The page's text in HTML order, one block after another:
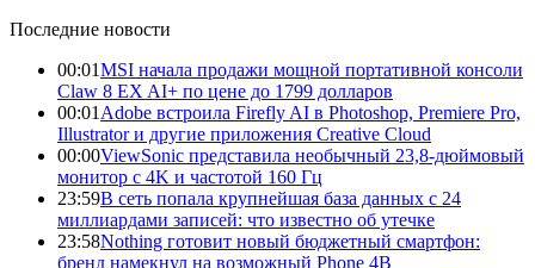
Последние новости
00:01MSI начала продажи мощной портативной консоли
Claw 8 EX AI+ по цене до 1799 долларов
00:01 Adobe встроила Firefly AI в Photoshop, Premiere Pro,
Illustrator и другие приложения Creative Cloud
00:00ViewSonic представила необычный 23,8-дюймовый
монитор с 4K и частотой 160 Гц
23:59В сеть попала крупнейшая база данных с 24
миллиардами записей: что известно об утечке
23:58Nothing готовит новый бюджетный смартфон:
бренд намекнул на возможный Phone 4B